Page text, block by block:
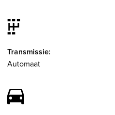
Transmissie:
Automaat